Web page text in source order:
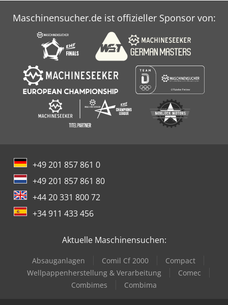
Maschinensucher.de ist offizieller Sponsor von:
+49 201 857 861 0
+49 201 857 861 80
+44 20 331 800 72
+34 911 433 456
Aktuelle Maschinensuchen:
Absauganlagen Comil Cf 2000
Compact
Wellpappenherstellung & Verarbeitung
Comec
Combimes
Combima